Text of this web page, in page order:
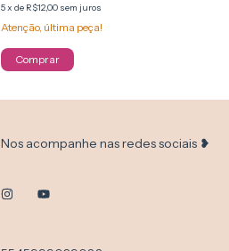
5x de R$12,00 sem juros
Atenção, última peça!
Comprar
Nos acompanhe nas redes sociais ❥